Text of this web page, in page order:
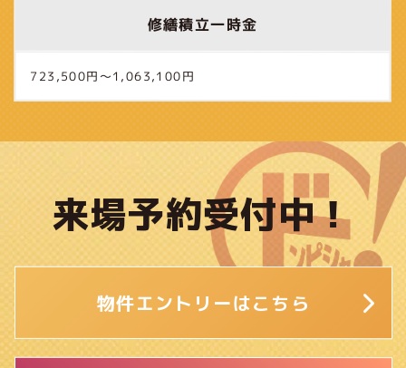
修繕積立一時金
723,500円～1,063,100円
来場予約受付中！
物件エントリーはこちら